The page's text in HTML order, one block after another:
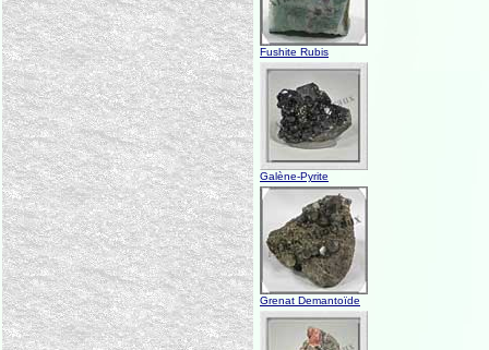
Fushite Rubis
Galène-Pyrite
Grenat Demantoïde